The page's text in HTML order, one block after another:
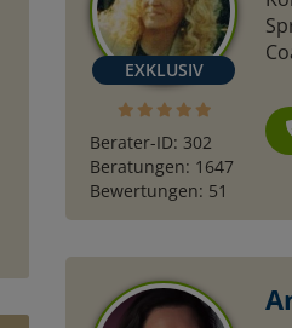
PIN: 185
♡ ♡ Kartenlegen mit den
Skatkarten&dem Tarot
Schwerpunkt: karmische
Verbindungen und
DUALSEELEN. Freue mich auf
Berater-ID: 302
Beratungen: 1647
Bewertungen: 51